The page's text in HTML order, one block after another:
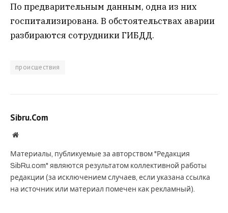
По предварительным данным, одна из них
госпитализирована. В обстоятельствах аварии
разбираются сотрудники ГИБДД.
происшествия
Sibru.Com
Website
Материалы, публикуемые за авторством "Редакция
SibRu.com" являются результатом коллективной работы
редакции (за исключением случаев, если указана ссылка
на источник или материал помечен как рекламный).